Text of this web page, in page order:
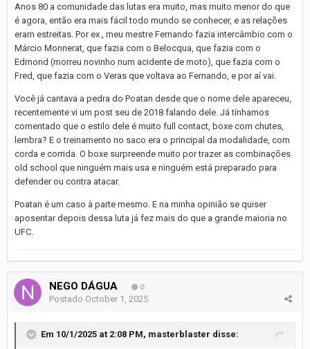
Anos 80 a comunidade das lutas era muito, mas muito menor do que
é agora, então era mais fácil todo mundo se conhecer, e as relações
eram estreitas. Por ex., meu mestre Fernando fazia intercâmbio com o
Márcio Monnerat, que fazia com o Belocqua, que fazia com o
Edmond (morreu novinho num acidente de moto), que fazia com o
Fred, que fazia com o Veras que voltava ao Fernando, e por aí vai.
Você já cantava a pedra do Poatan desde que o nome dele apareceu,
recentemente vi um post seu de 2018 falando dele. Já tínhamos
comentado que o estilo dele é muito full contact, boxe com chutes,
lembra? E o treinamento no saco era o principal da modalidade, com
corda e corrida. O boxe surpreende muito por trazer as combinações
old school que ninguém mais usa e ninguém está preparado para
defender ou contra atacar.
Poatan é um caso à parte mesmo. E na minha opinião se quiser
aposentar depois dessa luta já fez mais do que a grande maioria no
UFC.
NEGO DÁGUA 0
Postado October 1, 2025
Em 10/1/2025 at 2:08 PM, masterblaster disse: